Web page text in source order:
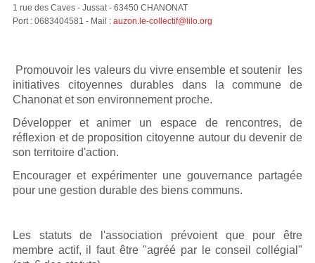
1 rue des Caves - Jussat - 63450 CHANONAT
Port : 0683404581 - Mail : auzon.le-collectif@lilo.org
Promouvoir les valeurs du vivre ensemble et soutenir les
initiatives citoyennes durables dans la commune de
Chanonat et son environnement proche.
Développer et animer un espace de rencontres, de
réflexion et de proposition citoyenne autour du devenir de
son territoire d'action.
Encourager et expérimenter une gouvernance partagée
pour une gestion durable des biens communs.
Les statuts de l'association prévoient que pour être
membre actif, il faut être "agréé par le conseil collégial"